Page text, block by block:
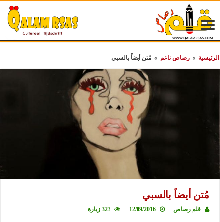
الرئيسية » رصاص ناعم » مُتن أيضاً بالسبي
مُتن أيضاً بالسبي
قلم رصاص 12/09/2016 323 زيارة